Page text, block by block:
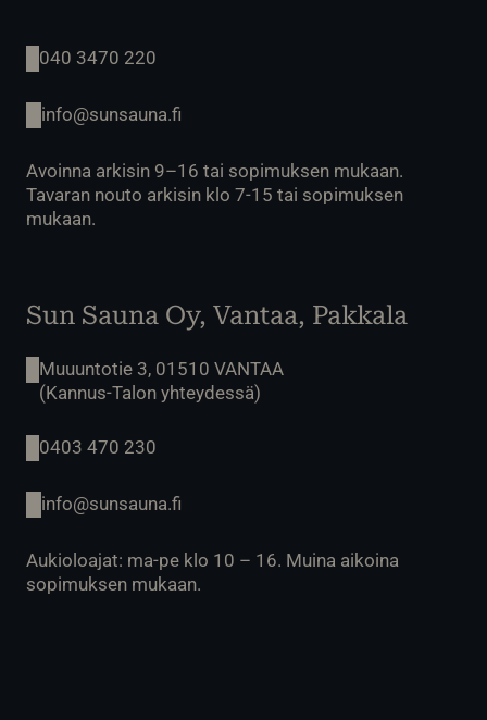
040 3470 220
info@sunsauna.fi
Avoinna arkisin 9–16 tai sopimuksen mukaan.
Tavaran nouto arkisin klo 7-15 tai sopimuksen
mukaan.
Sun Sauna Oy, Vantaa, Pakkala
Muuuntotie 3, 01510 VANTAA
(Kannus-Talon yhteydessä)
0403 470 230
info@sunsauna.fi
Aukioloajat: ma-pe klo 10 – 16. Muina aikoina
sopimuksen mukaan.